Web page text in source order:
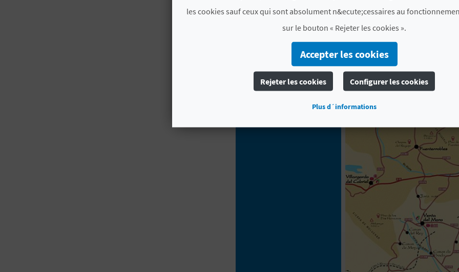
#CARACTÉRISTIQUES
Itinéraire
From Requena to
del Cabriel, Camporrobles,
les cookies sauf ceux qui sont absolument n&ecute;cessaires au
sur le bouton « Rejeter les cookies ».
Accepter les cookies
Rejeter les cookies Configurer les cookies
Plus d´informations